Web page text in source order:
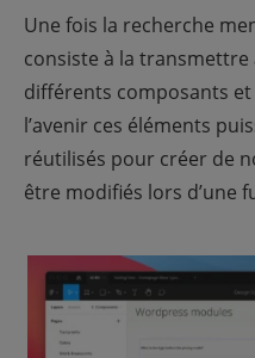
Une fois la recherche
consiste à la
différents composants et
l’avenir ces éléments
réutilisés pour créer de
être modifiés lors d’une